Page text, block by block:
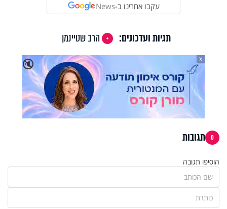
עקבו אחרינו ב-News
תגיות ועדכונים:
הרב שטיינמן
🔇
X
0 תגובות
הוסיפו תגובה